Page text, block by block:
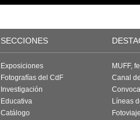
SECCIONES
Exposiciones
Fotografías del CdF
Investigación
Educativa
Catálogo
MUFF,
Canal
Líneas